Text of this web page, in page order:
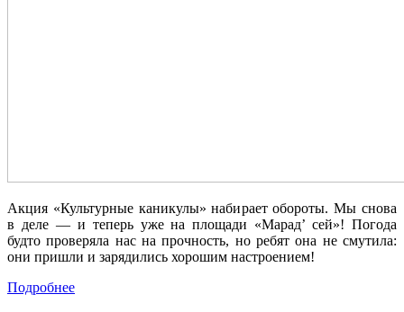
Акция «Культурные каникулы» набирает обороты. Мы снова
в деле — и теперь уже на площади «Марад’ сей»! Погода
будто проверяла нас на прочность, но ребят она не смутила:
они пришли и зарядились хорошим настроением!
Подробнее